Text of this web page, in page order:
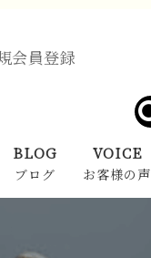
会員登録
BLOG
ブログ
VOICE
お客様の声